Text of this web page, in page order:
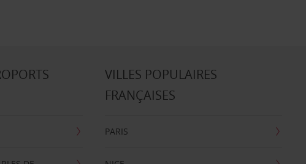
VILLES POPULAIRES
FRANÇAISES
PARIS